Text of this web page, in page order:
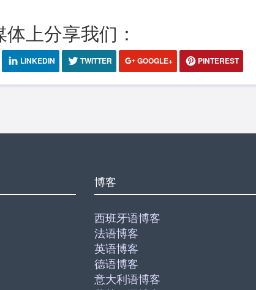
上分享我们：
LINKEDIN TWITTER GOOGLE+ PINTEREST
博客
西班牙语博客
法语博客
英语博客
德语博客
意大利语博客